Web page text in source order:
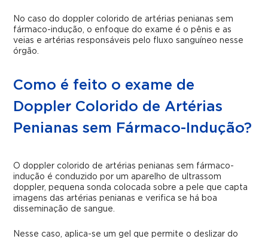
No caso do doppler colorido de artérias penianas sem
fármaco-indução, o enfoque do exame é o pênis e as
veias e artérias responsáveis pelo fluxo sanguíneo nesse
órgão.
Como é feito o exame de
Doppler Colorido de Artérias
Penianas sem Fármaco-Indução?
O doppler colorido de artérias penianas sem fármaco-
indução é conduzido por um aparelho de ultrassom
doppler, pequena sonda colocada sobre a pele que capta
imagens das artérias penianas e verifica se há boa
disseminação de sangue.
Nesse caso, aplica-se um gel que permite o deslizar do